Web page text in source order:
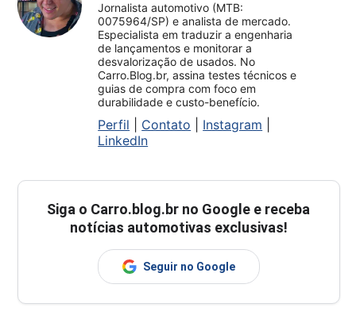
Jornalista automotivo (MTB:
0075964/SP) e analista de mercado.
Especialista em traduzir a engenharia
de lançamentos e monitorar a
desvalorização de usados. No
Carro.Blog.br, assina testes técnicos e
guias de compra com foco em
durabilidade e custo-benefício.
Perfil Contato Instagram
LinkedIn
Siga o Carro.blog.br no Google e receba
notícias automotivas exclusivas!
Seguir no Google